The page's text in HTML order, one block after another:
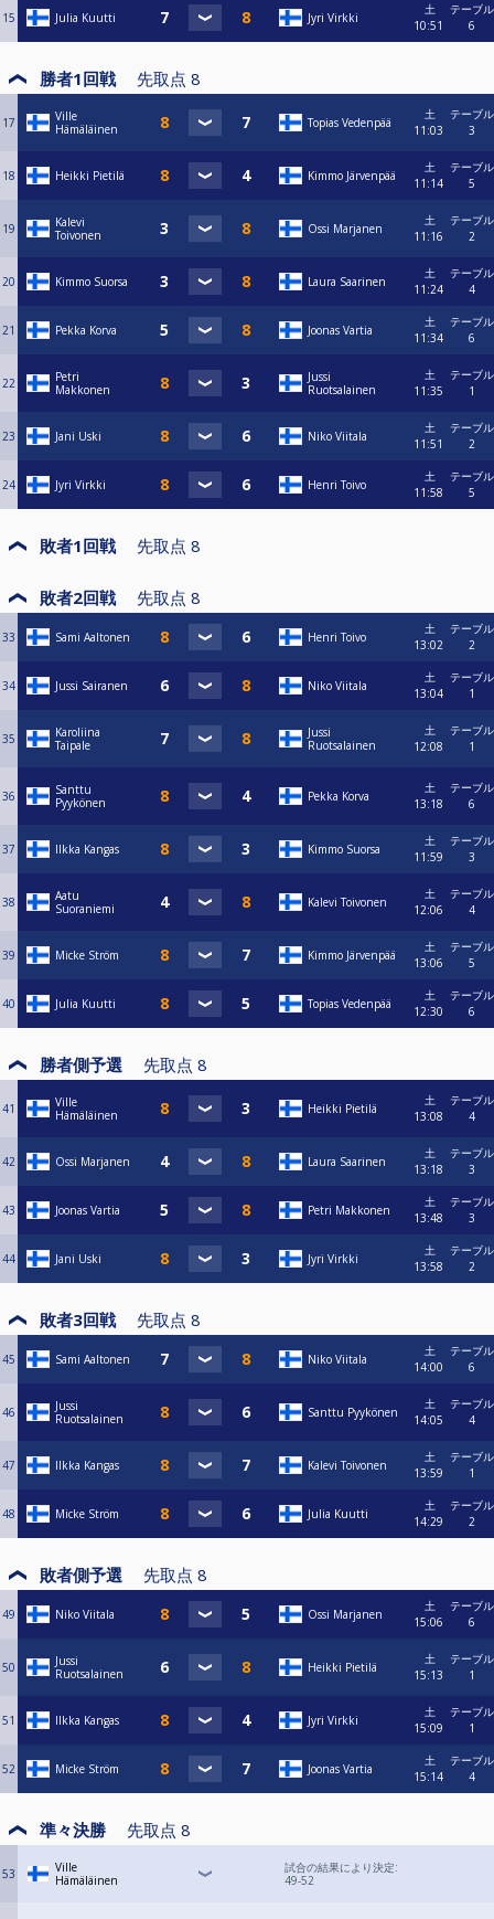
15 Julia Kuutti Jyri Virkki
土
10:51
テーブル
6
勝者1回戦 先取点 8
17
Ville
Hämäläinen
Topias Vedenpää
土
11:03
テーブル
3
18 Heikki Pietilä Kimmo Järvenpää
土
11:14
テーブル
5
19
Kalevi
Toivonen
Ossi Marjanen
土
11:16
テーブル
2
20 Kimmo Suorsa Laura Saarinen
土
11:24
テーブル
4
21 Pekka Korva Joonas Vartia
土
11:34
テーブル
6
22
Petri
Makkonen
Jussi
Ruotsalainen
土
11:35
テーブル
1
23 Jani Uski Niko Viitala
土
11:51
テーブル
2
24 Jyri Virkki Henri Toivo
土
11:58
テーブル
5
敗者1回戦 先取点 8
敗者2回戦 先取点 8
33 Sami Aaltonen Henri Toivo
土
13:02
テーブル
2
34 Jussi Sairanen Niko Viitala
土
13:04
テーブル
1
35
Karoliina
Taipale
Jussi
Ruotsalainen
土
12:08
テーブル
1
36
Santtu
Pyykönen
Pekka Korva
土
13:18
テーブル
6
37 Ilkka Kangas Kimmo Suorsa
土
11:59
テーブル
3
38
Aatu
Suoraniemi
Kalevi Toivonen
土
12:06
テーブル
4
39 Micke Ström Kimmo Järvenpää
土
13:06
テーブル
5
40 Julia Kuutti Topias Vedenpää
土
12:30
テーブル
6
勝者側予選 先取点 8
41
Ville
Hämäläinen
Heikki Pietilä
土
13:08
テーブル
4
42 Ossi Marjanen Laura Saarinen
土
13:18
テーブル
3
43 Joonas Vartia Petri Makkonen
土
13:48
テーブル
3
44 Jani Uski Jyri Virkki
土
13:58
テーブル
2
敗者3回戦 先取点 8
45 Sami Aaltonen Niko Viitala
土
14:00
テーブル
6
46
Jussi
Ruotsalainen
Santtu Pyykönen
土
14:05
テーブル
4
47 Ilkka Kangas Kalevi Toivonen
土
13:59
テーブル
1
48 Micke Ström Julia Kuutti
土
14:29
テーブル
2
敗者側予選 先取点 8
49 Niko Viitala Ossi Marjanen
土
15:06
テーブル
6
50
Jussi
Ruotsalainen
Heikki Pietilä
土
15:13
テーブル
1
51 Ilkka Kangas Jyri Virkki
土
15:09
テーブル
1
52 Micke Ström Joonas Vartia
土
15:14
テーブル
4
準々決勝 先取点 8
53
Ville
Hämäläinen
試合の結果により決定:
49-52